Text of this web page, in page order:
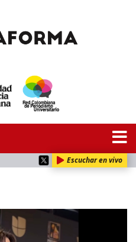
Escuchar en vivo